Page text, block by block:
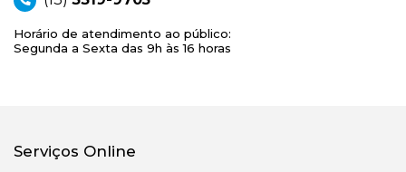
Horário de atendimento ao público:
Segunda a Sexta das 9h às 16 horas
Serviços Online